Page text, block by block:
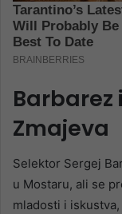
Barbarez
Zmajeva
Selektor Sergej
u Mostaru, ali se
mladosti i